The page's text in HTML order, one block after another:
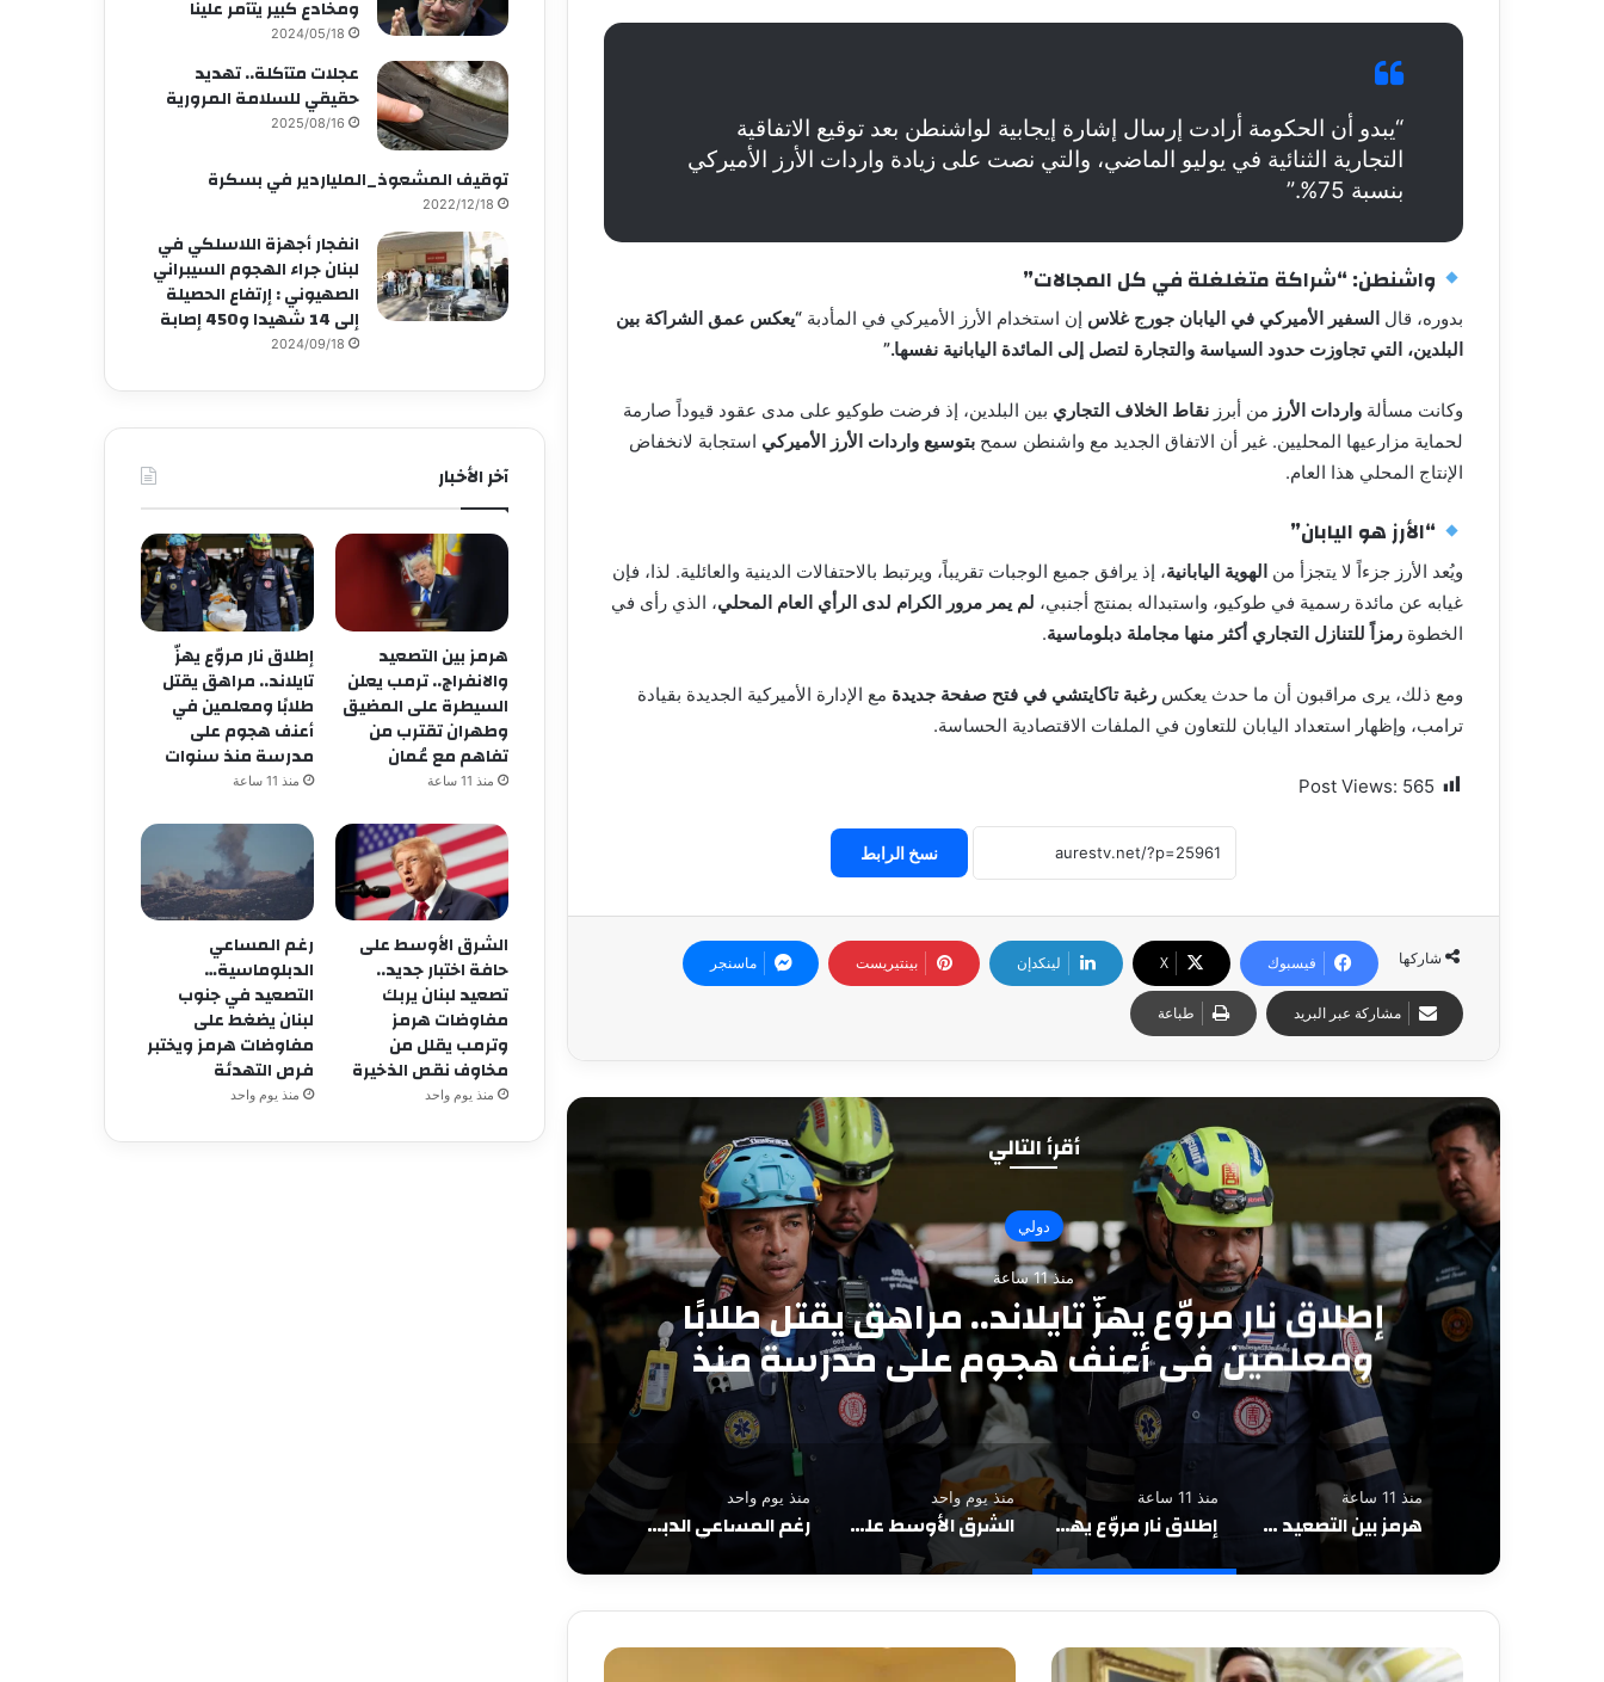
“يبدو أن الحكومة أرادت إرسال إشارة إيجابية لواشنطن بعد توقيع الاتفاقية
التجارية الثنائية في يوليو الماضي، والتي نصت على زيادة واردات الأرز الأميركي
بنسبة 75%.”
واشنطن: “شراكة متغلغلة في كل المجالات”
بدوره، قال السفير الأميركي في اليابان جورج غلاس إن استخدام الأرز الأميركي في المأدبة “يعكس عمق الشراكة بين
البلدين، التي تجاوزت حدود السياسة والتجارة لتصل إلى المائدة اليابانية نفسها.”
وكانت مسألة واردات الأرز من أبرز نقاط الخلاف التجاري بين البلدين، إذ فرضت طوكيو على مدى عقود قيوداً صارمة
لحماية مزارعيها المحليين. غير أن الاتفاق الجديد مع واشنطن سمح بتوسيع واردات الأرز الأميركي استجابة لانخفاض
الإنتاج المحلي هذا العام.
“الأرز هو اليابان”
ويُعد الأرز جزءاً لا يتجزأ من الهوية اليابانية، إذ يرافق جميع الوجبات تقريباً، ويرتبط بالاحتفالات الدينية والعائلية. لذا، فإن
غيابه عن مائدة رسمية في طوكيو، واستبداله بمنتج أجنبي، لم يمر مرور الكرام لدى الرأي العام المحلي، الذي رأى في
الخطوة رمزاً للتنازل التجاري أكثر منها مجاملة دبلوماسية.
ومع ذلك، يرى مراقبون أن ما حدث يعكس رغبة تاكايتشي في فتح صفحة جديدة مع الإدارة الأميركية الجديدة بقيادة
ترامب، وإظهار استعداد اليابان للتعاون في الملفات الاقتصادية الحساسة.
Post Views: 565
نسخ الرابط
شاركها فيسبوك X لينكدإن بينتيريست ماسنجر
مشاركة عبر البريد طباعة
أقرأ التالي
دولي
منذ يوم واحد
الشرق الأوسط على حافة اختبار جديد.. تصعيد لبنان
يربك مفاوضات هرمز وترمب يقلل من مخاوف نقص
الذخيرة
منذ 11 ساعة
هرمز بين التصعيد والانفراج.. ترمب يعلن السيطرة على المضيق وطهران تقترب من تفاهم مع عُمان
منذ 11 ساعة
إطلاق نار مروّع يهزّ تايلاند.. مراهق يقتل طلابًا ومعلمين في أعنف هجوم على مدرسة منذ سنوات
منذ يوم واحد
الشرق الأوسط على حافة اختبار جديد.. تصعيد لبنان يربك مفاوضات هرمز وترمب يقلل من مخاوف نقص الذخيرة
منذ يوم واحد
رغم المساعي الدبلوماسية… التصعيد في جنوب لبنان يضغط على مفاوضات هرمز ويختبر فرص التهدئة
ومخادع كبير يتآمر علينا
2024/05/18
عجلات متآكلة.. تهديد
حقيقي للسلامة المرورية
2025/08/16
توقيف المشعوذ_الملياردير في بسكرة
2022/12/18
انفجار أجهزة اللاسلكي في
لبنان جراء الهجوم السيبراني
الصهيوني : إرتفاع الحصيلة
إلى 14 شهيدا و450 إصابة
2024/09/18
آخر الأخبار
هرمز بين التصعيد
والانفراج.. ترمب يعلن
السيطرة على المضيق
وطهران تقترب من
تفاهم مع عُمان
منذ 11 ساعة
إطلاق نار مروّع يهزّ
تايلاند.. مراهق يقتل
طلابًا ومعلمين في
أعنف هجوم على
مدرسة منذ سنوات
منذ 11 ساعة
الشرق الأوسط على
حافة اختبار جديد..
تصعيد لبنان يربك
مفاوضات هرمز
وترمب يقلل من
مخاوف نقص الذخيرة
منذ يوم واحد
رغم المساعي
الدبلوماسية…
التصعيد في جنوب
لبنان يضغط على
مفاوضات هرمز ويختبر
فرص التهدئة
منذ يوم واحد